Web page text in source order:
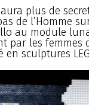
plus de
de l’Homme
au module
par les femmes
sculptures